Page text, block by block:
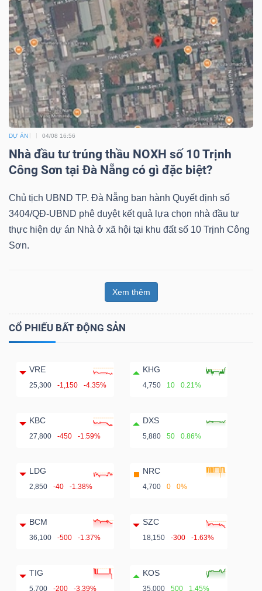
DỰ ÁN 04/08 16:56
Nhà đầu tư trúng thầu NOXH số 10 Trịnh
Công Sơn tại Đà Nẵng có gì đặc biệt?
Chủ tịch UBND TP. Đà Nẵng ban hành Quyết định số
3404/QĐ-UBND phê duyệt kết quả lựa chọn nhà đầu tư
thực hiện dự án Nhà ở xã hội tại khu đất số 10 Trịnh Công
Sơn.
Xem thêm
CỔ PHIẾU BẤT ĐỘNG SẢN
VRE
25,300 -1,150 -4.35%
KHG
4,750 10 0.21%
KBC
27,800 -450 -1.59%
DXS
5,880 50 0.86%
LDG
2,850 -40 -1.38%
NRC
4,700 0 0%
BCM
36,100 -500 -1.37%
SZC
18,150 -300 -1.63%
TIG
5,700 -200 -3.39%
KOS
35,000 500 1.45%